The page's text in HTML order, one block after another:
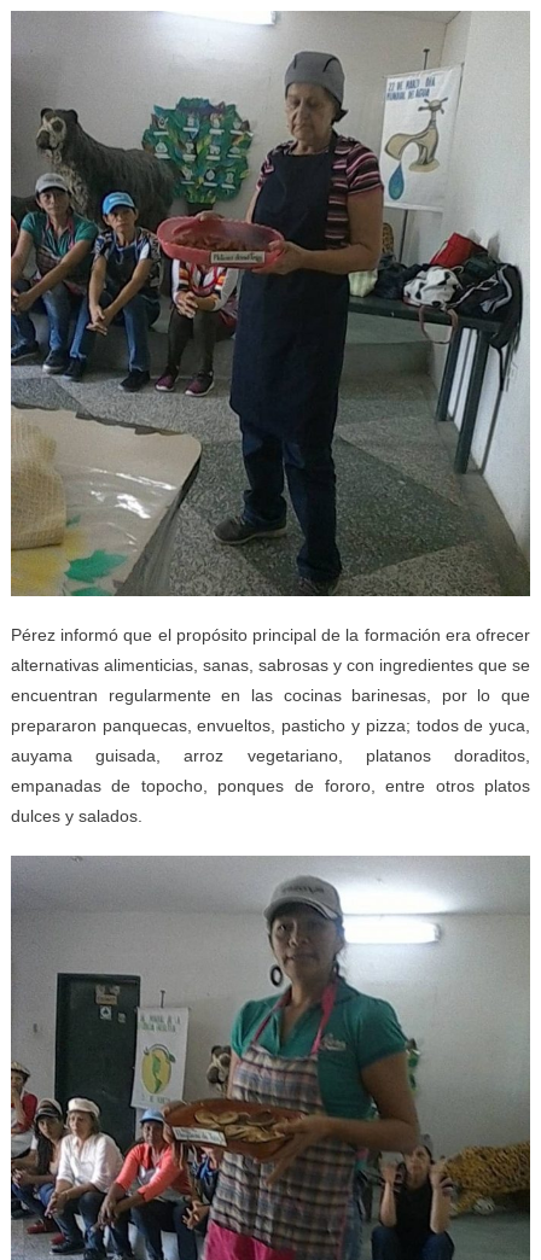
Pérez informó que el propósito principal de la formación era ofrecer
alternativas alimenticias, sanas, sabrosas y con ingredientes que se
encuentran regularmente en las cocinas barinesas, por lo que
prepararon panquecas, envueltos, pasticho y pizza; todos de yuca,
auyama guisada, arroz vegetariano, platanos doraditos,
empanadas de topocho, ponques de fororo, entre otros platos
dulces y salados.